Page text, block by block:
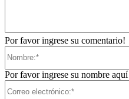
Por favor ingrese su comentario!
Por favor ingrese su nombre aquí